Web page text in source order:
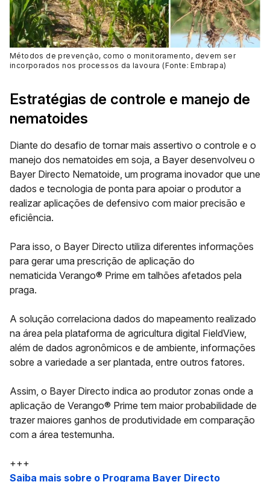
Métodos de prevenção, como o monitoramento, devem ser
incorporados nos processos da lavoura (Fonte: Embrapa)
Estratégias de controle e manejo de
nematoides
Diante do desafio de tornar mais assertivo o controle e o
manejo dos nematoides em soja, a Bayer desenvolveu o
Bayer Directo Nematoide, um programa inovador que une
dados e tecnologia de ponta para apoiar o produtor a
realizar aplicações de defensivo com maior precisão e
eficiência.
Para isso, o Bayer Directo utiliza diferentes informações
para gerar uma prescrição de aplicação do
nematicida Verango® Prime em talhões afetados pela
praga.
A solução correlaciona dados do mapeamento realizado
na área pela plataforma de agricultura digital FieldView,
além de dados agronômicos e de ambiente, informações
sobre a variedade a ser plantada, entre outros fatores.
Assim, o Bayer Directo indica ao produtor zonas onde a
aplicação de Verango® Prime tem maior probabilidade de
trazer maiores ganhos de produtividade em comparação
com a área testemunha. ​
+++
Saiba mais sobre o Programa Bayer Directo